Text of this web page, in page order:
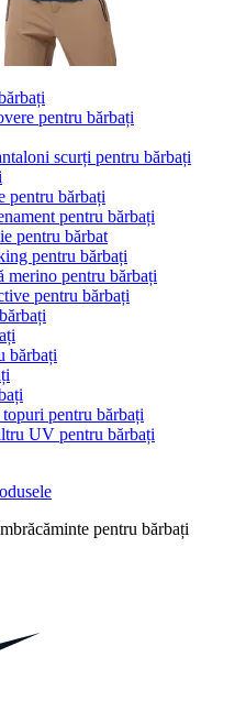
pentru bărbați
scurți pentru bărbați
pentru bărbați
pentru bărbați
pentru bărbat
pentru bărbați
merino pentru bărbați
pentru bărbați
bărbați
pentru bărbați
UV pentru bărbați
pentru bărbați